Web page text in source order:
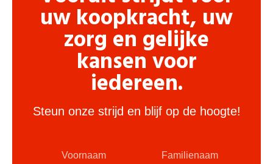
uw koopkracht, uw
zorg en gelijke
kansen voor
iedereen.
Steun onze strijd en blijf op de hoogte!